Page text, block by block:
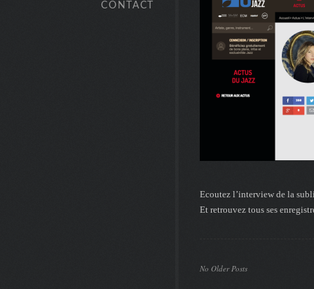
CONTACT
Ecoutez l’interview de la
Et retrouvez tous ses
No Older Posts